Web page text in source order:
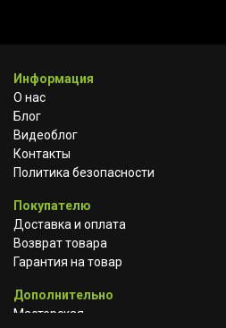
Информация
О нас
Блог
Видеоблог
Контакты
Политика безопасности
Покупателю
Доставка и оплата
Возврат товара
Гарантия на товар
Дополнительно
Мастерская